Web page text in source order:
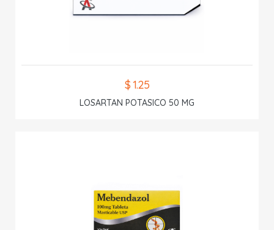
$ 1.25
LOSARTAN POTASICO 50 MG